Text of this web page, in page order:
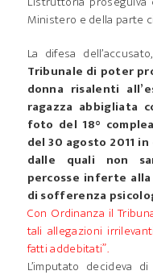
Ministero e della parte
La difesa
Tribunale di poter
donna risalenti
ragazza abbigliata
foto del 18°
del 30 agosto 2011
dalle quali non
percosse inferte
di sofferenza
Con Ordinanza il
tali allegazioni
fatti addebitati”.
L’imputato decideva